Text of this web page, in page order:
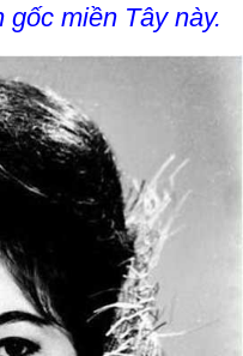
miền Tây này.